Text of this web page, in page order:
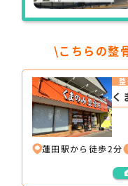
\こちらの整
く
蓮田駅から徒歩2分